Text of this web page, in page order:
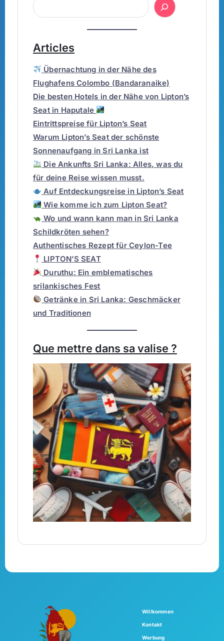
Articles
Übernachtung in der Nähe des
Flughafens Colombo (Bandaranaike)
Die besten Hotels in der Nähe von Lipton’s
Seat in Haputale
Eintrittspreise für Lipton’s Seat
Warum Lipton’s Seat der schönste
Sonnenaufgang in Sri Lanka ist
Die Ankunfts Sri Lanka: Alles, was du
für deine Reise wissen musst.
Auf Entdeckungsreise in Lipton’s Seat
Wie komme ich zum Lipton Seat?
Wo und wann kann man in Sri Lanka
Schildkröten sehen?
Authentisches Rezept für Ceylon-Tee
LIPTON’S SEAT
Duruthu: Ein emblematisches
srilankisches Fest
Getränke in Sri Lanka: Geschmäcker
und Traditionen
Que mettre dans sa valise ?
Willkommen
Kontakt
Werbung